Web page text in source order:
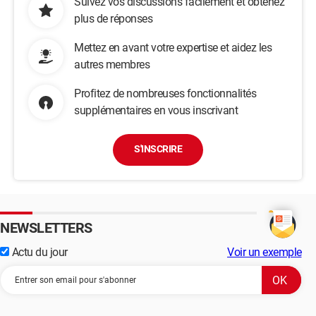
plus de réponses
Mettez en avant votre expertise et aidez les
autres membres
Profitez de nombreuses fonctionnalités
supplémentaires en vous inscrivant
S'INSCRIRE
NEWSLETTERS
Actu du jour Voir un exemple